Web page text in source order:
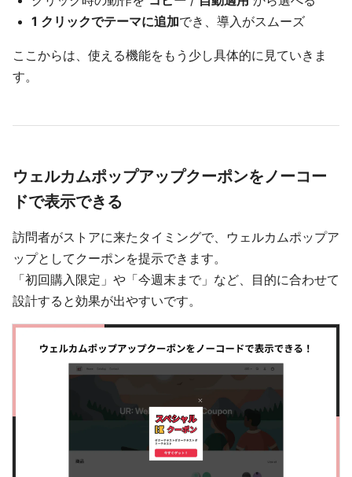
1 クリックでテーマに追加でき、導入がスムーズ
ここからは、使える機能をもう少し具体的に見ていきま
す。
ウェルカムポップアップクーポンをノーコー
ドで表示できる
訪問者がストアに来たタイミングで、ウェルカムポップア
ップとしてクーポンを提示できます。
「初回購入限定」や「今週末まで」など、目的に合わせて
設計すると効果が出やすいです。